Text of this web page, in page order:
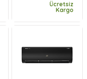
Ücretsiz
Kargo